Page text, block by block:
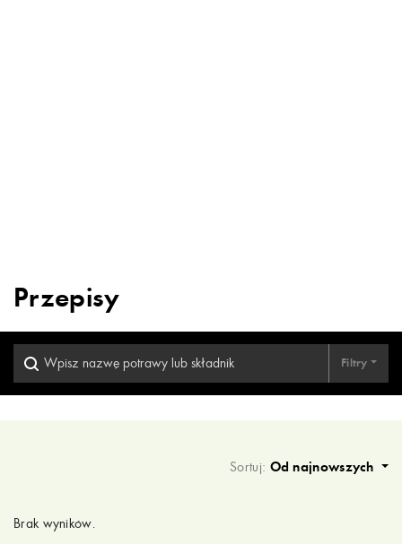
Przepisy
Filtry
Sortuj: Od najnowszych
Wyniki wyszukiwania
Brak wyników.